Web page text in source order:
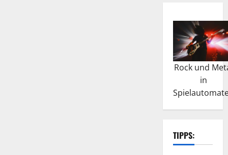
Rock und
in
TIPPS: